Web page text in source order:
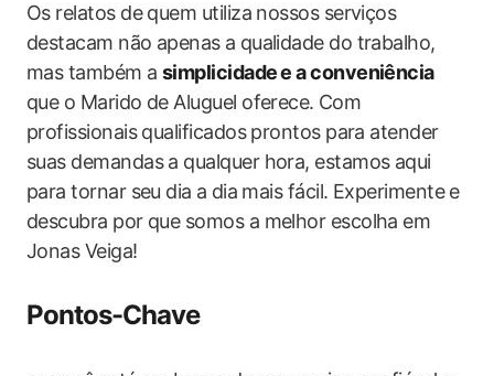
Os relatos de quem utiliza nossos serviços
destacam não apenas a ⁢qualidade do trabalho,
mas também a simplicidade ⁤e a conveniência
que o Marido de Aluguel oferece.⁣ Com
profissionais qualificados prontos para atender
suas demandas a qualquer ‌hora, estamos aqui
para tornar seu dia ⁢a dia mais fácil. Experimente e
descubra por ​que somos a melhor escolha em
Jonas Veiga!
Pontos-Chave